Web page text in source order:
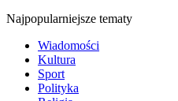
Najpopularniejsze tematy
Wiadomości
Kultura
Sport
Polityka